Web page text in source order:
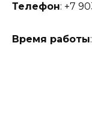
Телефон: +7
Время работы